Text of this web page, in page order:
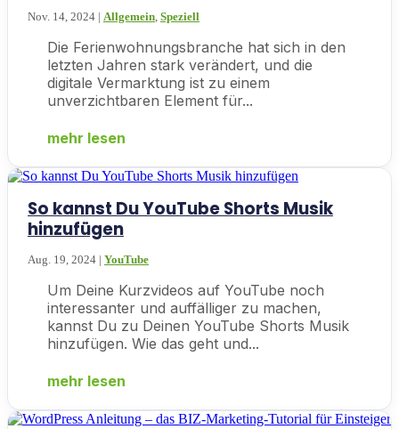
Nov. 14, 2024 | Allgemein Speziell
Die Ferienwohnungsbranche hat sich in den
letzten Jahren stark verändert, und die
digitale Vermarktung ist zu einem
unverzichtbaren Element für...
mehr lesen
So kannst Du YouTube Shorts Musik
hinzufügen
Aug. 19, 2024 | YouTube
Um Deine Kurzvideos auf YouTube noch
interessanter und auffälliger zu machen,
kannst Du zu Deinen YouTube Shorts Musik
hinzufügen. Wie das geht und...
mehr lesen